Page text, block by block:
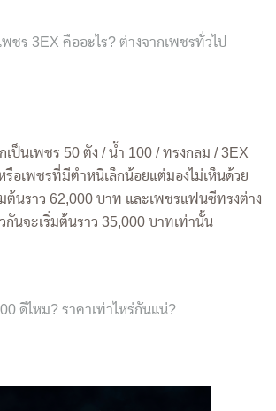
ชร 3EX คืออะไร? ต่างจากเพชรทั่วไป
เป็นเพชร 50 ตัง / น้ำ 100 / ทรงกลม / 3EX
รือเพชรที่มีตำหนิเล็กน้อยแต่มองไม่เห็นด้วย
มต้นราว 62,000 บาท และเพชรแฟนซีทรงต่าง
นจะเริ่มต้นราว 35,000 บาทเท่านั้น
ดีไหม? ราคาเท่าไหร่กันแน่?